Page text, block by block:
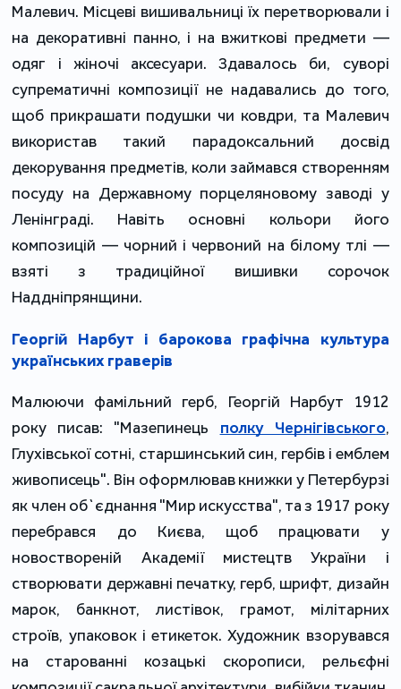
Малевич. Місцеві вишивальниці їх перетворювали і
на декоративні панно, і на вжиткові предмети —
одяг і жіночі аксесуари. Здавалось би, суворі
супрематичні композиції не надавались до того,
щоб прикрашати подушки чи ковдри, та Малевич
використав такий парадоксальний досвід
декорування предметів, коли займався створенням
посуду на Державному порцеляновому заводі у
Ленінграді. Навіть основні кольори його
композицій — чорний і червоний на білому тлі —
взяті з традиційної вишивки сорочок
Наддніпрянщини.
Георгій Нарбут і барокова графічна культура
українських граверів
Малюючи фамільний герб, Георгій Нарбут 1912
року писав: "Мазепинець полку Чернігівського,
Глухівської сотні, старшинський син, гербів і емблем
живописець". Він оформлював книжки у Петербурзі
як член об`єднання "Мир искусства", та з 1917 року
перебрався до Києва, щоб працювати у
новоствореній Академії мистецтв України і
створювати державні печатку, герб, шрифт, дизайн
марок, банкнот, листівок, грамот, мілітарних
строїв, упаковок і етикеток. Художник взорувався
на старованні козацькі скорописи, рельєфні